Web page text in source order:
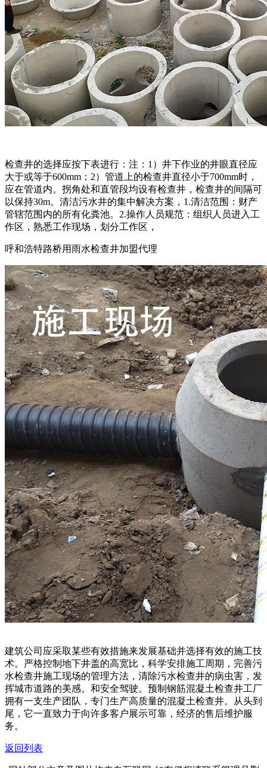
检查井的选择应按下表进行：注：1）井下作业的井眼直径应
大于或等于600mm；2）管道上的检查井直径小于700mm时，
应在管道内。拐角处和直管段均设有检查井，检查井的间隔可
以保持30m。清洁污水井的集中解决方案，1.清洁范围：财产
管辖范围内的所有化粪池。2.操作人员规范：组织人员进入工
作区，熟悉工作现场，划分工作区，
呼和浩特路桥用雨水检查井加盟代理
建筑公司应采取某些有效措施来发展基础并选择有效的施工技
术。严格控制地下井盖的高宽比，科学安排施工周期，完善污
水检查井施工现场的管理方法，清除污水检查井的病虫害，发
挥城市道路的美感。和安全驾驶。预制钢筋混凝土检查井工厂
拥有一支生产团队，专门生产高质量的混凝土检查井。从头到
尾，它一直致力于向许多客户展示可靠，经济的售后维护服
务。
返回列表